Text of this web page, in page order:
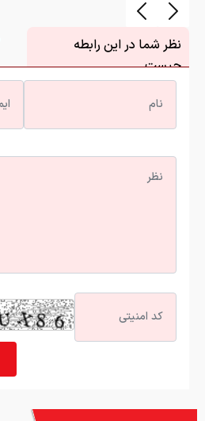
نظر شما در این رابطه
چیست